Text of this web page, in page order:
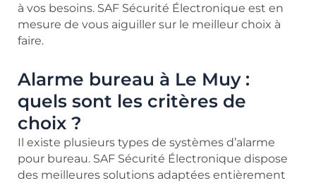
à vos besoins. SAF Sécurité Électronique est en
mesure de vous aiguiller sur le meilleur choix à
faire.
Alarme bureau à Le Muy :
quels sont les critères de
choix ?
Il existe plusieurs types de systèmes d’alarme
pour bureau. SAF Sécurité Électronique dispose
des meilleures solutions adaptées entièrement